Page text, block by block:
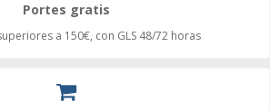
Portes gratis
a 150€, con GLS 48/72 horas